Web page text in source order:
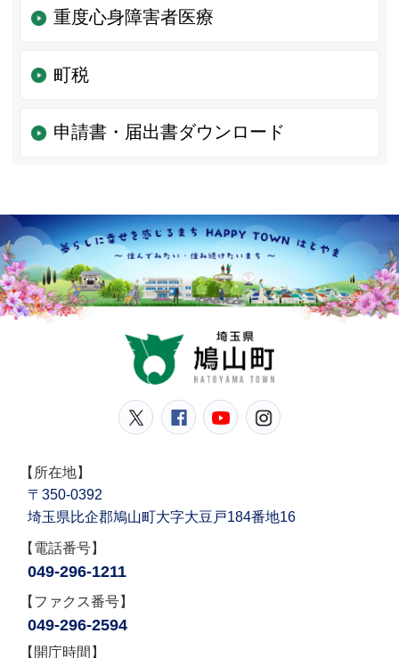
重度心身障害者医療
町税
申請書・届出書ダウンロード
鳩山町公式Twitter
鳩山町公式Facebook
鳩山町公式
【所在地】
〒350-0392
埼玉県比企郡鳩山町大字大豆戸184番地16
【電話番号】
049-296-1211
【ファクス番号】
049-296-2594
【開庁時間】